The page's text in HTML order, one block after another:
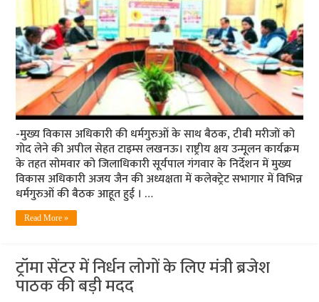
-मुख्य विकास अधिकारी की धर्मगुरुओं के साथ बैठक, टीबी मरीजों को
गोद लेने की अपील सेहत टाइम्स लखनऊ। राष्ट्रीय क्षय उन्मूलन कार्यक्रम
के तहत सोमवार को जिलाधिकारी सूर्यपाल गंगवार के निर्देशन में मुख्य
विकास अधिकारी अजय जैन की अध्यक्षता में कलेक्ट्रेट सभागार में विभिन्न
धर्मगुरुओं की बैठक आहूत हुई । …
Read More »
ट्रॉमा सेंटर में निर्धन लोगों के लिए मंत्री ब्रजेश
पाठक की बड़ी मदद